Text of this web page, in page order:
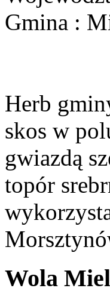
Gmina :
Herb
skos w
gwiazdą
topór
Wola